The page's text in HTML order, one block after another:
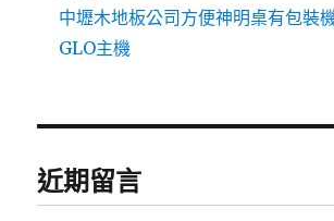
中壢木地板公司方便神明桌有包裝
GLO主機
近期留言